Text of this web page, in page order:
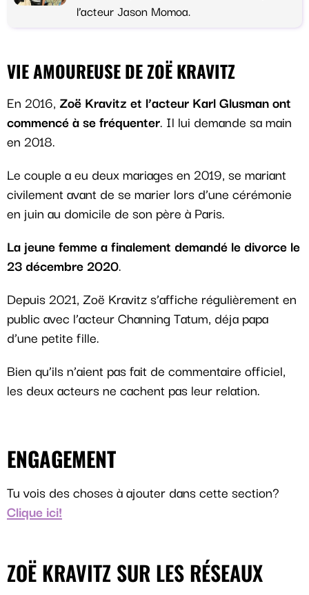
l’acteur Jason Momoa.
VIE AMOUREUSE DE ZOË KRAVITZ
En 2016, Zoë Kravitz et l’acteur Karl Glusman ont
commencé à se fréquenter. Il lui demande sa main
en 2018.
Le couple a eu deux mariages en 2019, se mariant
civilement avant de se marier lors d’une cérémonie
en juin au domicile de son père à Paris.
La jeune femme a finalement demandé le divorce le
23 décembre 2020.
Depuis 2021, Zoë Kravitz s’affiche régulièrement en
public avec l’acteur Channing Tatum, déja papa
d’une petite fille.
Bien qu’ils n’aient pas fait de commentaire officiel,
les deux acteurs ne cachent pas leur relation.
ENGAGEMENT
Tu vois des choses à ajouter dans cette section?
Clique ici!
ZOË KRAVITZ SUR LES RÉSEAUX